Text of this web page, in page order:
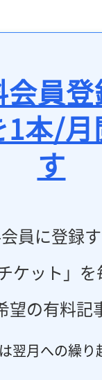
会員
1本/
す
員に登録
ケット」
望の有料記
翌月への繰り